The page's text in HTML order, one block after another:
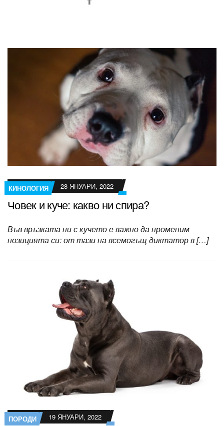
КИНОЛОГИЯ 28 ЯНУАРИ, 2022
Човек и куче: какво ни спира?
Във връзката ни с кучето е важно да променим
позицията си: от тази на всемогъщ диктатор в […]
ПОРОДИ 19 ЯНУАРИ, 2022